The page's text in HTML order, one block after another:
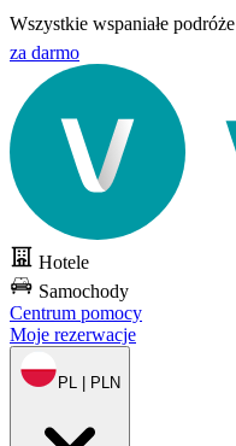
Wszystkie wspaniałe podróże
za darmo
Hotele
Samochody
Centrum pomocy
Moje rezerwacje
PL | PLN